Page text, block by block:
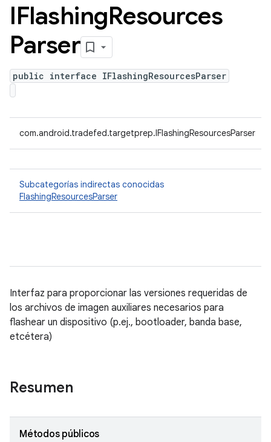
IFlashingResources
Parser
public interface IFlashingResourcesParser
com.android.tradefed.targetprep.IFlashingResourcesParser
Subcategorías indirectas conocidas
FlashingResourcesParser
Interfaz para proporcionar las versiones requeridas de
los archivos de imagen auxiliares necesarios para
flashear un dispositivo (p.ej., bootloader, banda base,
etcétera)
Resumen
Métodos públicos